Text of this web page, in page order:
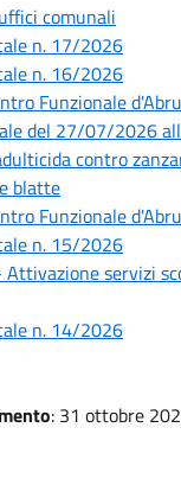
comunali
n. 17/2026
n. 16/2026
Funzionale
del 27/07/2026
contro
blatte
Funzionale
n. 15/2026
servizi
n. 14/2026
: 31 ottobre